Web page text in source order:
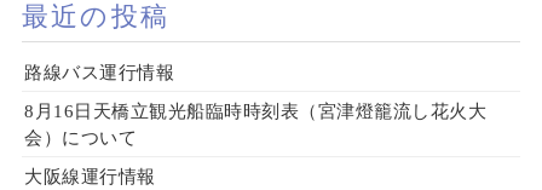
最近の投稿
路線バス運行情報
8月16日天橋立観光船臨時時刻表（宮津燈籠流し花火大
会）について
大阪線運行情報